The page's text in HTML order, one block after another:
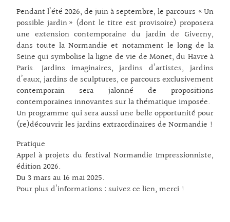
Pendant l’été 2026, de juin à septembre, le parcours « Un
possible jardin » (dont le titre est provisoire) proposera
une extension contemporaine du jardin de Giverny,
dans toute la Normandie et notamment le long de la
Seine qui symbolise la ligne de vie de Monet, du Havre à
Paris. Jardins imaginaires, jardins d’artistes, jardins
d’eaux, jardins de sculptures, ce parcours exclusivement
contemporain sera jalonné de propositions
contemporaines innovantes sur la thématique imposée.
Un programme qui sera aussi une belle opportunité pour
(re)découvrir les jardins extraordinaires de Normandie !
Pratique
Appel à projets du festival Normandie Impressionniste,
édition 2026.
Du 3 mars au 16 mai 2025.
Pour plus d’informations : suivez ce lien, merci !